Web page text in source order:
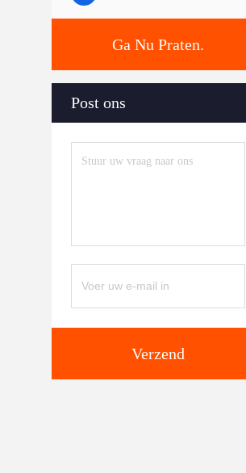
Ga Nu Praten.
Post ons
Verzend